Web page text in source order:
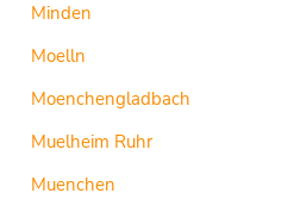
Minden
Moelln
Moenchengladbach
Muelheim Ruhr
Muenchen